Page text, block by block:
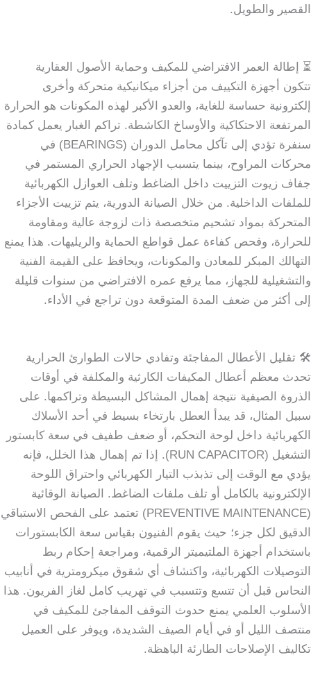
القصير والطويل.
⏳ إطالة العمر الافتراضي للمكيف وحماية الأصول العقارية
تتكون أجهزة التكييف من أجزاء ميكانيكية متحركة وأخرى
إلكترونية حساسة للغاية، والعدو الأكبر لهذه المكونات هو الحرارة
المرتفعة الاحتكاكية والأوساخ الكاشطة. تراكم الغبار يعمل كمادة
سنفرة تؤدي إلى تآكل محامل الدوران (BEARINGS) في
محركات المراوح، بينما يتسبب الإجهاد الحراري المستمر في
جفاف زيوت التزييت داخل الضاغط وتلف العوازل الكهربائية
للملفات الداخلية. من خلال الصيانة الدورية، يتم تزييت الأجزاء
المتحركة بمواد تشحيم متخصصة ذات لزوجة عالية ومقاومة
للحرارة، وفحص كفاءة عمل قواطع الحماية والريليهات. هذا يمنع
التهالك المبكر للمعادن والمكونات، ويحافظ على القيمة الفنية
والتشغيلية للجهاز، مما يرفع عمره الافتراضي من سنوات قليلة
إلى أكثر من ضعف المدة المتوقعة دون تراجع في الأداء.
🛠️ تقليل الأعطال المفاجئة وتفادي حالات الطوارئ الحرارية
تحدث معظم أعطال المكيفات الكارثية والمكلفة في أوقات
الذروة الصيفية نتيجة إهمال المشاكل البسيطة وتراكمها. على
سبيل المثال، قد يبدأ العطل بارتخاء بسيط في أحد الأسلاك
الكهربائية داخل لوحة التحكم، أو ضعف طفيف في سعة كابستور
التشغيل (RUN CAPACITOR). إذا تم إهمال هذا الخلل، فإنه
يؤدي مع الوقت إلى تذبذب التيار الكهربائي واحتراق اللوحة
الإلكترونية بالكامل أو تلف ملفات الضاغط. الصيانة الوقائية
(PREVENTIVE MAINTENANCE) تعتمد على الفحص الاستباقي
الدقيق لكل جزء؛ حيث يقوم الفنيون بقياس سعة الكابستورات
باستخدام أجهزة الملتيميتر الرقمية، ومراجعة إحكام ربط
التوصيلات الكهربائية، واكتشاف أي شقوق ميكرومترية في أنابيب
النحاس قبل أن تتسع وتتسبب في تهريب كامل لغاز الفريون. هذا
الأسلوب العلمي يمنع حدوث التوقف المفاجئ للمكيف في
منتصف الليل أو في أيام الصيف الشديدة، ويوفر على العميل
تكاليف الإصلاحات الطارئة الباهظة.